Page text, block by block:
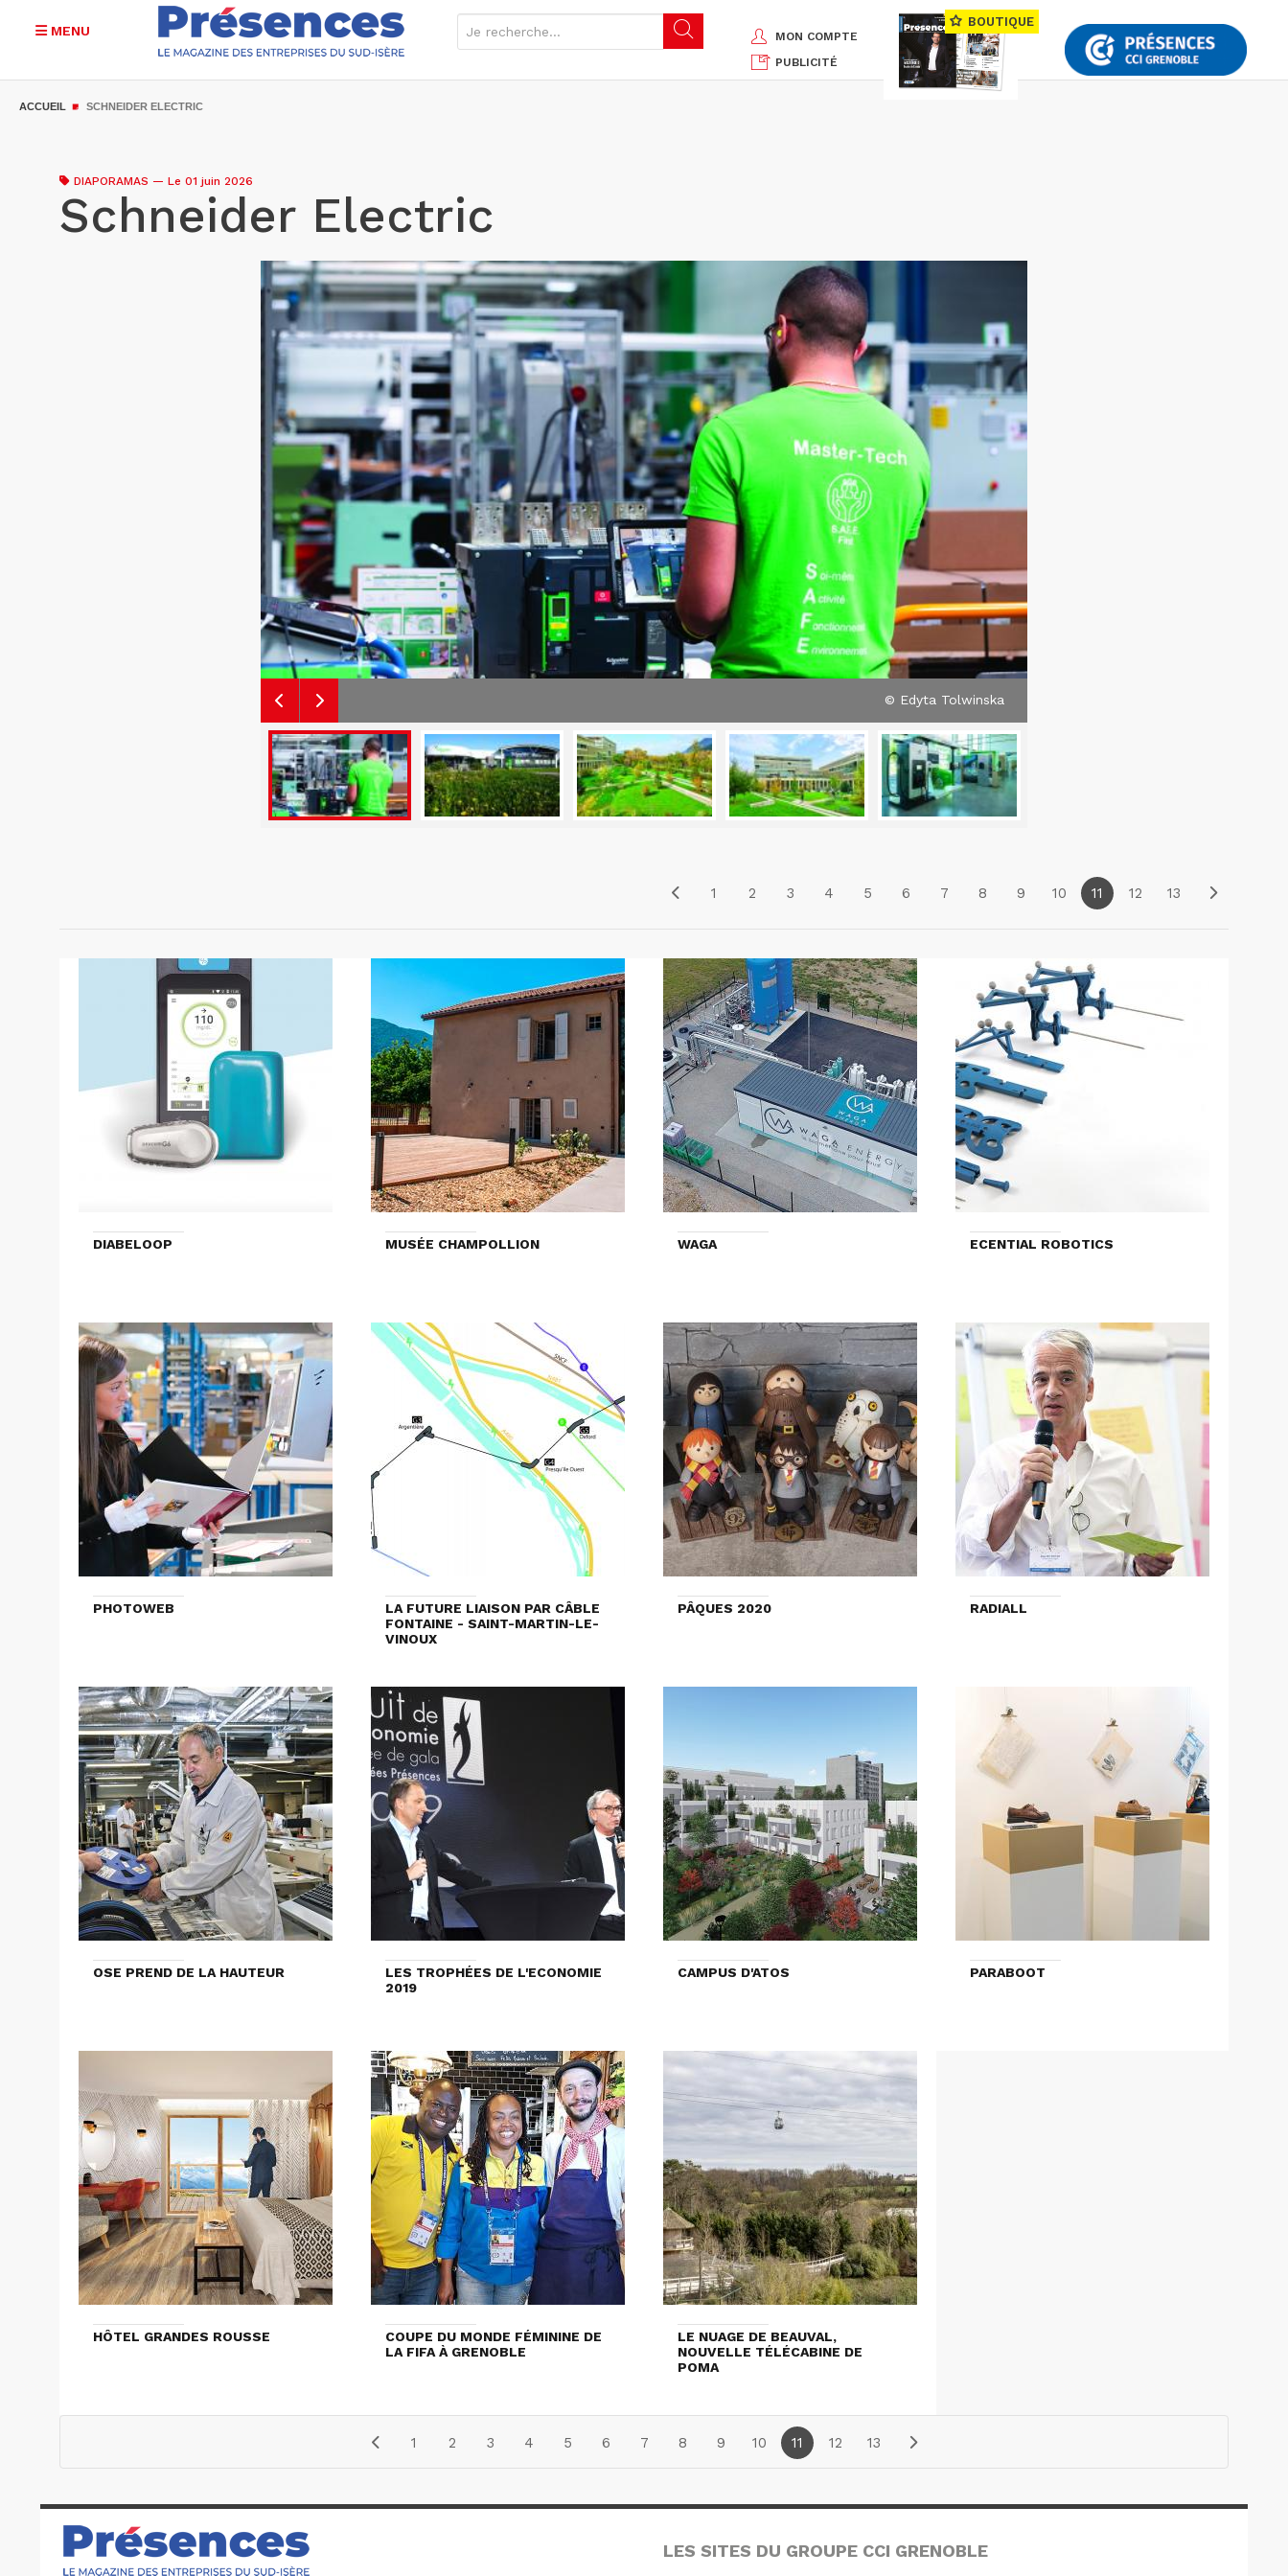
MENU
MON COMPTE
PUBLICITÉ
BOUTIQUE
ACCUEIL SCHNEIDER ELECTRIC
DIAPORAMAS — Le 01 juin 2026
Schneider Electric
© Edyta Tolwinska
1 2 3 4 5 6 7 8 9 10 11 12 13
DIABELOOP MUSÉE CHAMPOLLION WAGA ECENTIAL ROBOTICS
PHOTOWEB
LA FUTURE LIAISON PAR CÂBLE
FONTAINE - SAINT-MARTIN-LE-
VINOUX
PÂQUES 2020 RADIALL
OSE PREND DE LA HAUTEUR
LES TROPHÉES DE L'ECONOMIE
2019
CAMPUS D'ATOS PARABOOT
HÔTEL GRANDES ROUSSE
COUPE DU MONDE FÉMININE DE
LA FIFA À GRENOBLE
LE NUAGE DE BEAUVAL,
NOUVELLE TÉLÉCABINE DE
POMA
1 2 3 4 5 6 7 8 9 10 11 12 13
LES SITES DU GROUPE CCI GRENOBLE